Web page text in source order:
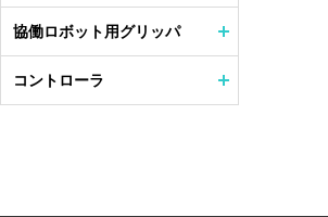
協働ロボット用グリッパ
コントローラ